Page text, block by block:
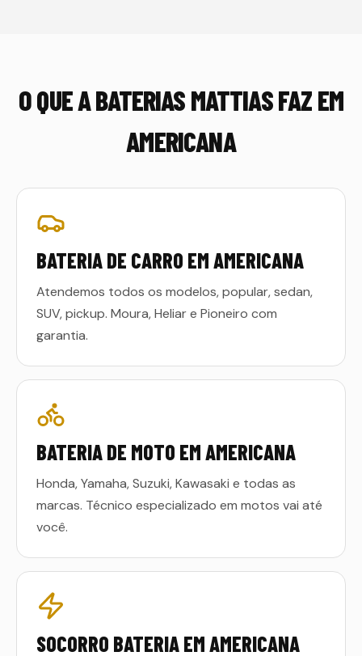
O QUE A BATERIAS MATTIAS FAZ EM
AMERICANA
BATERIA DE CARRO EM AMERICANA
Atendemos todos os modelos, popular, sedan,
SUV, pickup. Moura, Heliar e Pioneiro com
garantia.
BATERIA DE MOTO EM AMERICANA
Honda, Yamaha, Suzuki, Kawasaki e todas as
marcas. Técnico especializado em motos vai até
você.
SOCORRO BATERIA EM AMERICANA